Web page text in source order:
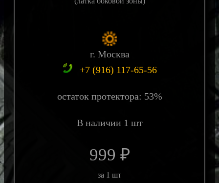
г. Москва
+7 (916) 117-65-56
остаток протектора: 53%
В наличии 1 шт
999 ₽
за 1 шт